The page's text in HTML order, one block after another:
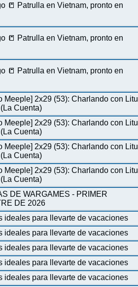
📒 Patrulla en Vietnam, pronto en
📒 Patrulla en Vietnam, pronto en
📒 Patrulla en Vietnam, pronto en
Meeple] 2x29 (53): Charlando con
Cuenta)
Meeple] 2x29 (53): Charlando con
Cuenta)
Meeple] 2x29 (53): Charlando con
Cuenta)
Meeple] 2x29 (53): Charlando con
Cuenta)
DE WARGAMES - PRIMER
DE 2026
ideales para llevarte de vacaciones
ideales para llevarte de vacaciones
ideales para llevarte de vacaciones
ideales para llevarte de vacaciones
ideales para llevarte de vacaciones